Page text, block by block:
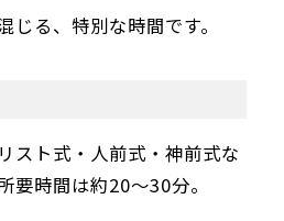
じる、特別な時間です。
スト式・人前式・神前式な
要時間は約20〜30分。